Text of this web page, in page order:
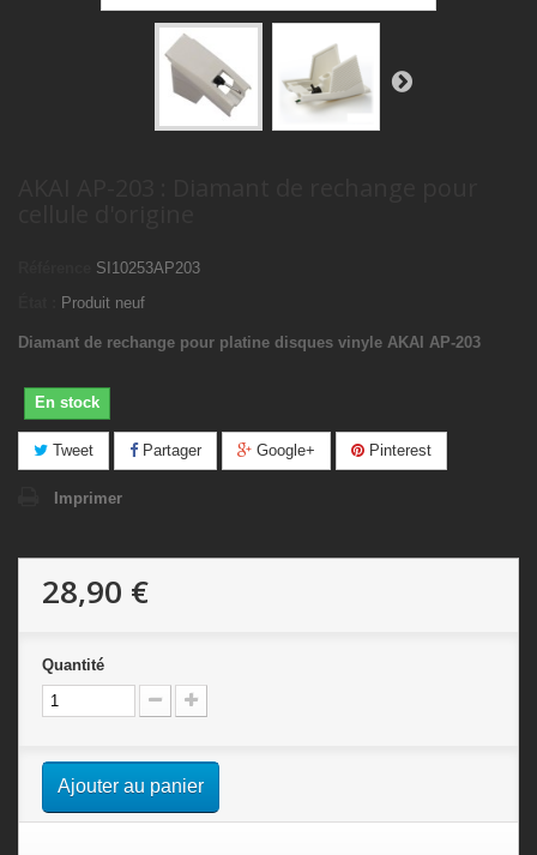
SI10253AP203
Produit neuf
Diamant de rechange pour platine disques vinyle AKAI AP-203
En stock
Tweet Partager Google+ Pinterest
Imprimer
28,90 €
Quantité
Ajouter au panier